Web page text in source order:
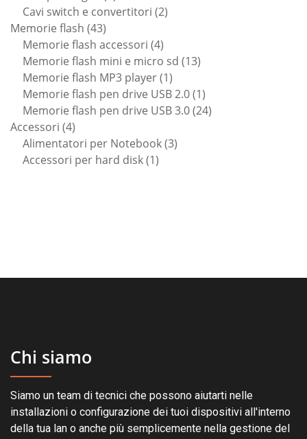
prodotti
Cavi switch e convertitori 22
Memorie flash 4343
prodotti
Memorie flash accessori 44
prodotti
Memorie flash mini e micro sd 1313
Memorie flash MP3 player 11
prodotto
Memorie flash pen drive USB 2.0 11
prodotto
Memorie flash pen drive USB 3.0 2424
Accessori 44
prodotti
Alimentatori per Notebook 33
Accessori per hard disk 11
Chi siamo
Siamo un team di tecnici che possono aiutarti nelle
installazioni o configurazione dei tuoi dispositivi all'interno
della tua lan o anche più semplicemente nella gestione del